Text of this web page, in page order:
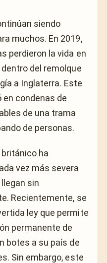
siendo
muchos. En 2019,
perdieron la vida en
del remolque
a Inglaterra. Este
condenas de
de una trama
de personas.
ha
vez más severa
sin
Recientemente, se
ley que permite
permanente de
botes a su país de
Sin embargo, este